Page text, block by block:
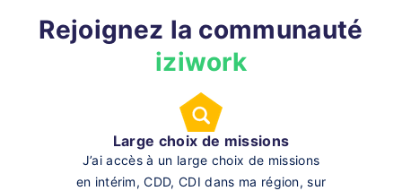
Rejoignez la communauté
iziwork
Large choix de missions
J’ai accès à un large choix de missions
en intérim, CDD, CDI dans ma région, sur